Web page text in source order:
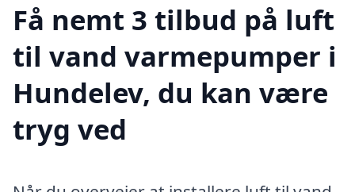
Få nemt 3 tilbud på luft
til vand varmepumper i
Hundelev, du kan være
tryg ved